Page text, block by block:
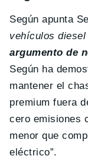
Según apunta
vehículos
argumento de
Según ha
mantener el
premium fuera
cero emisiones
menor que
eléctrico”.